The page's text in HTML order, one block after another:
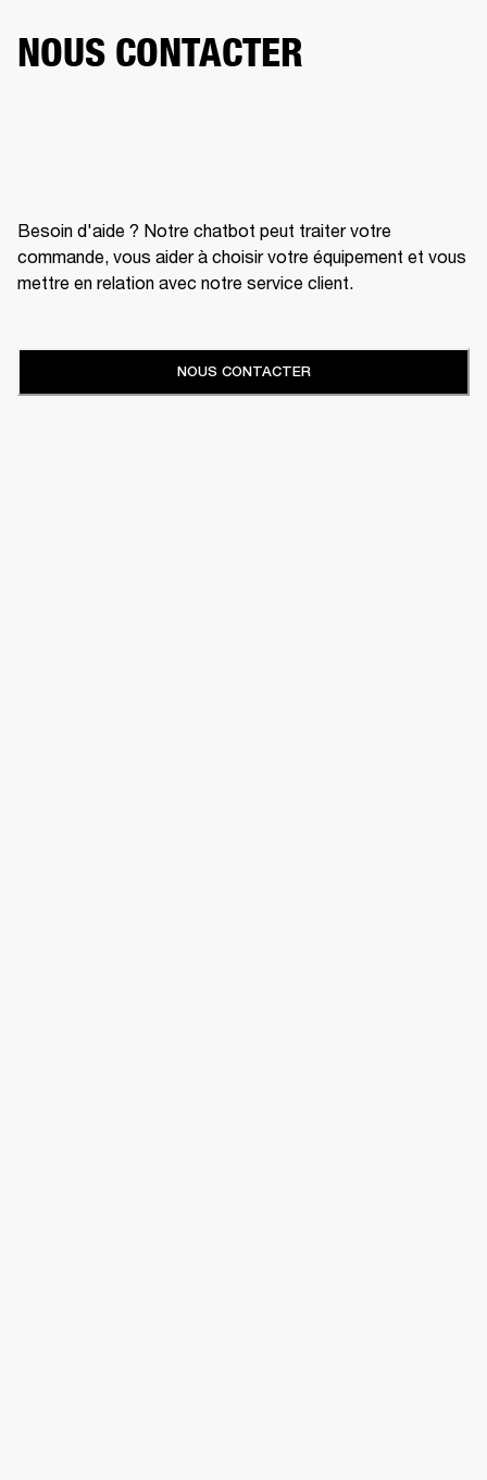
NOUS CONTACTER
Besoin d'aide ? Notre chatbot peut traiter votre
commande, vous aider à choisir votre équipement et vous
mettre en relation avec notre service client.
NOUS CONTACTER